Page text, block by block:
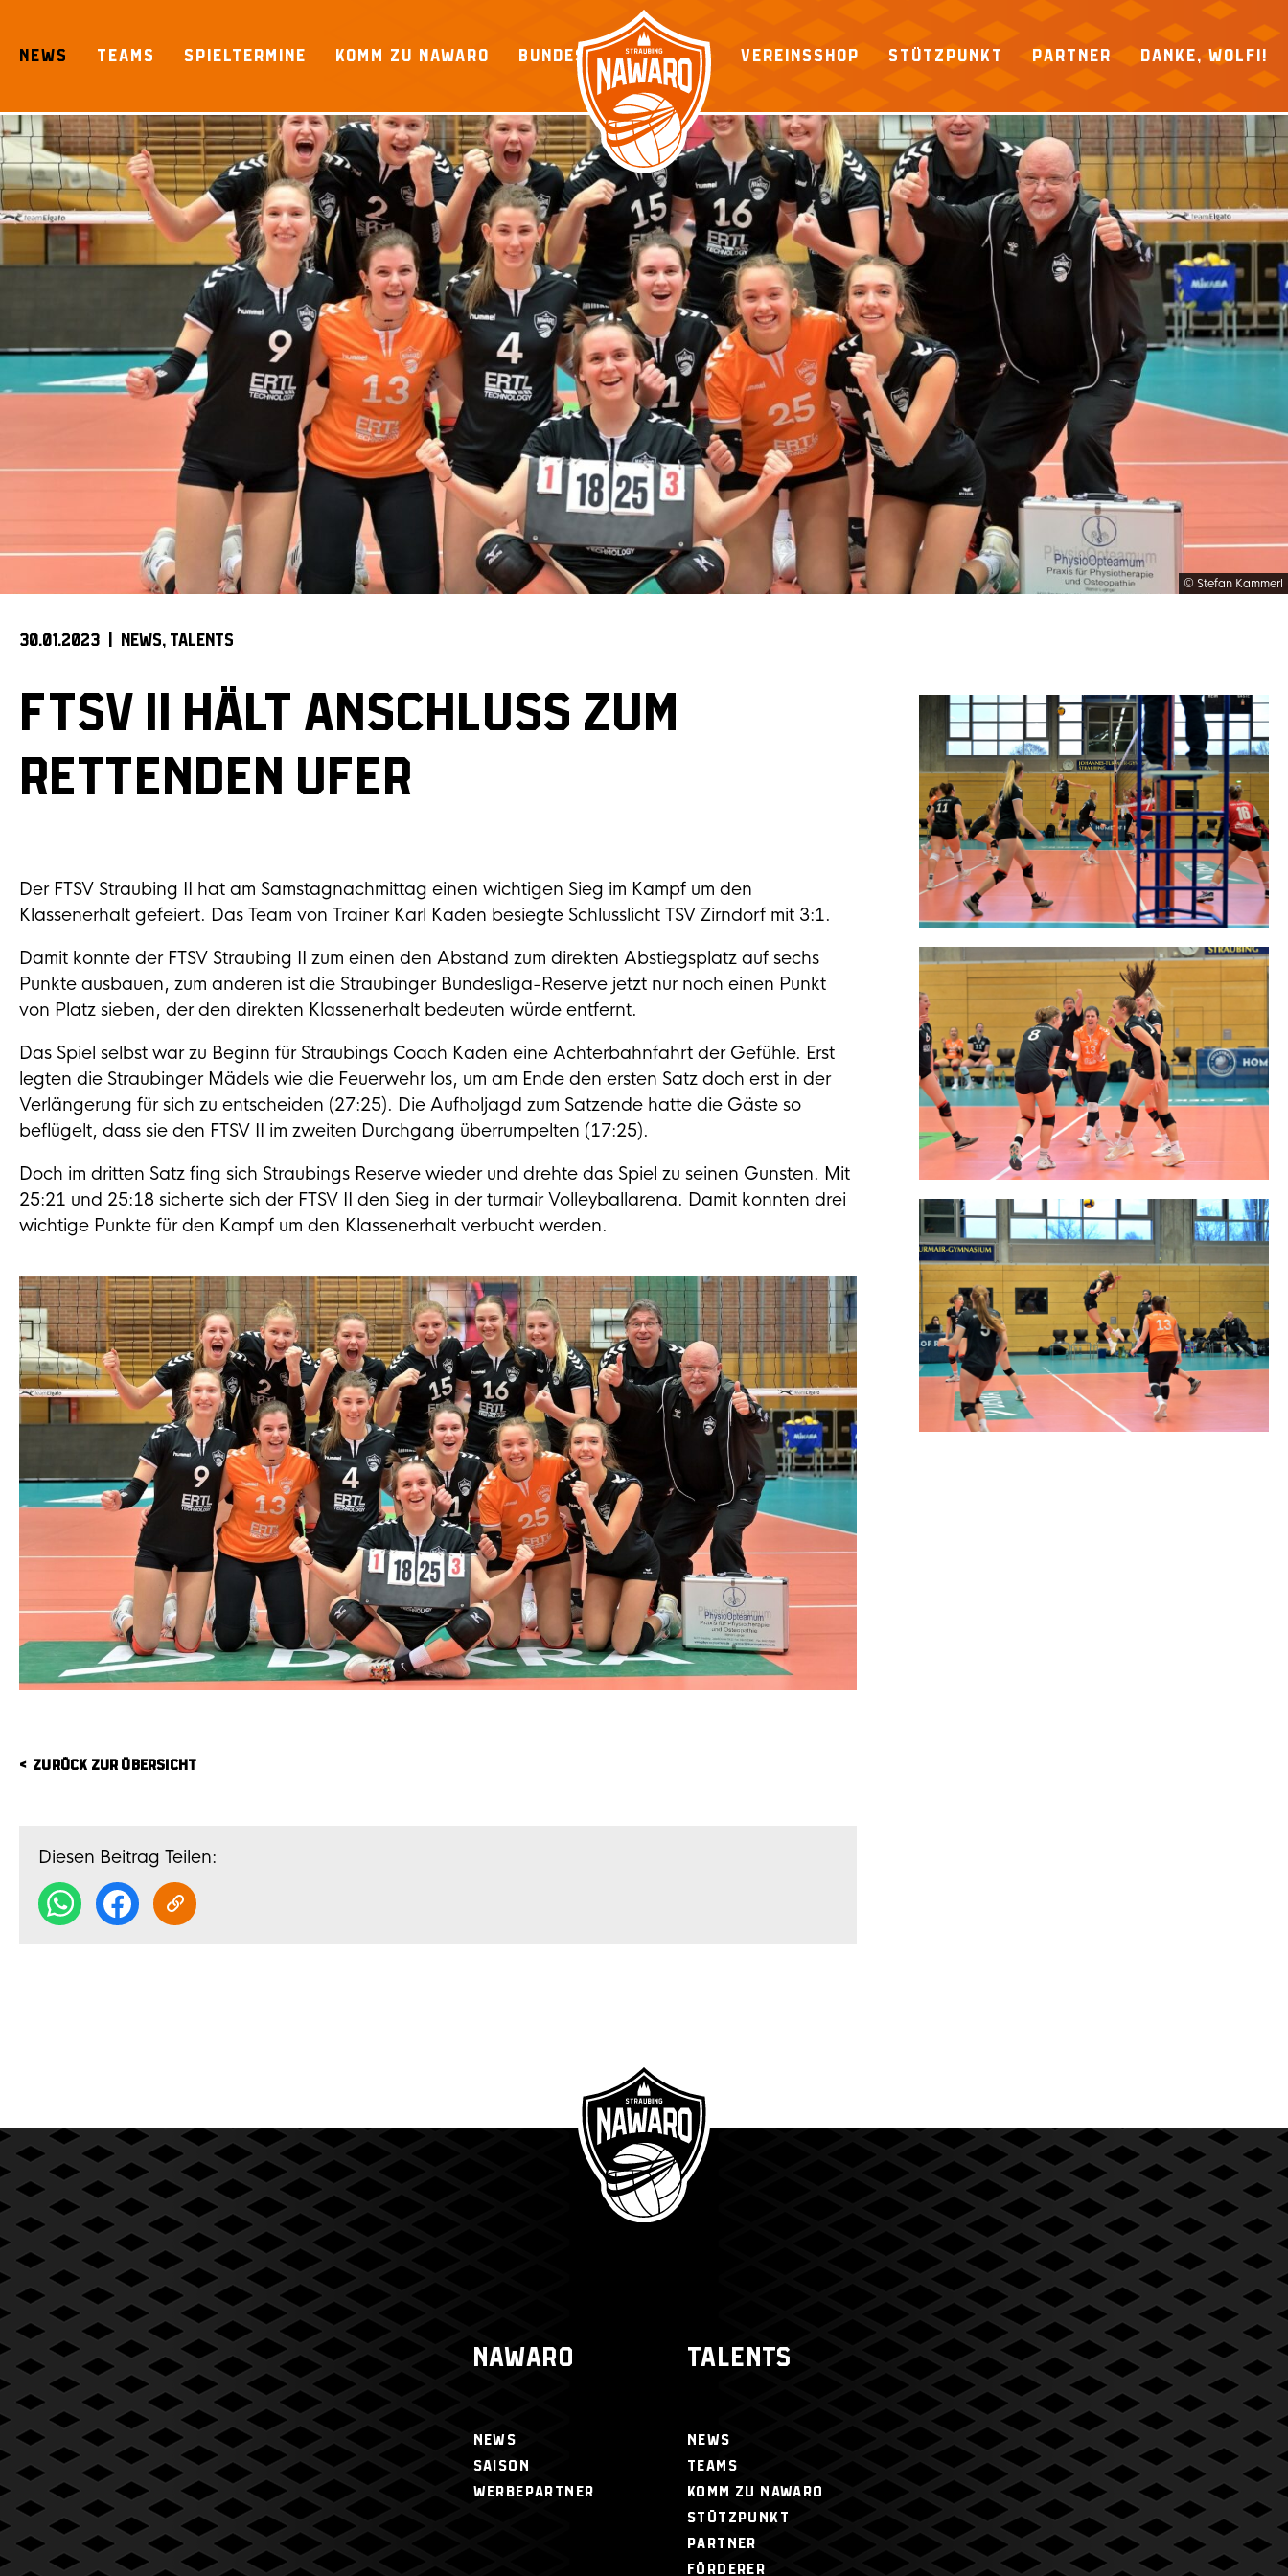
content
NEWS TEAMS SPIELTERMINE KOMM ZU NAWARO BUNDESLIGA VEREINSSHOP STÜTZPUNKT PARTNER DANKE, WOLFI!
© Stefan Kammerl
30.01.2023 | NEWS TALENTS
FTSV II HÄLT ANSCHLUSS ZUM
RETTENDEN UFER
Der FTSV Straubing II hat am Samstagnachmittag einen wichtigen Sieg im Kampf um den
Klassenerhalt gefeiert. Das Team von Trainer Karl Kaden besiegte Schlusslicht TSV Zirndorf mit 3:1.
Damit konnte der FTSV Straubing II zum einen den Abstand zum direkten Abstiegsplatz auf sechs
Punkte ausbauen, zum anderen ist die Straubinger Bundesliga-Reserve jetzt nur noch einen Punkt
von Platz sieben, der den direkten Klassenerhalt bedeuten würde entfernt.
Das Spiel selbst war zu Beginn für Straubings Coach Kaden eine Achterbahnfahrt der Gefühle. Erst
legten die Straubinger Mädels wie die Feuerwehr los, um am Ende den ersten Satz doch erst in der
Verlängerung für sich zu entscheiden (27:25). Die Aufholjagd zum Satzende hatte die Gäste so
beflügelt, dass sie den FTSV II im zweiten Durchgang überrumpelten (17:25).
Doch im dritten Satz fing sich Straubings Reserve wieder und drehte das Spiel zu seinen Gunsten. Mit
25:21 und 25:18 sicherte sich der FTSV II den Sieg in der turmair Volleyballarena. Damit konnten drei
wichtige Punkte für den Kampf um den Klassenerhalt verbucht werden.
ZURÜCK ZUR ÜBERSICHT
Diesen Beitrag Teilen:
NAWARO
NEWS
SAISON
WERBEPARTNER
TALENTS
NEWS
TEAMS
KOMM ZU NAWARO
STÜTZPUNKT
PARTNER
FÖRDERER